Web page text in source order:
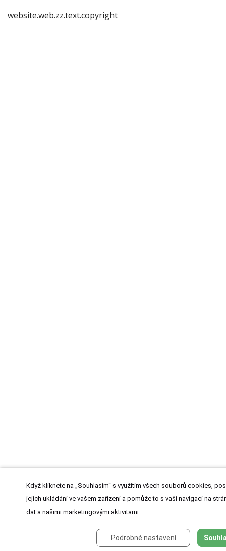
website.web.zz.text.copyright
Když kliknete na „Souhlasím“ s využitím všech souborů cookies,
jejich ukládání ve vašem zařízení a pomůže to s vaší navigací na
dat a našimi marketingovými aktivitami.
Podrobné nastavení